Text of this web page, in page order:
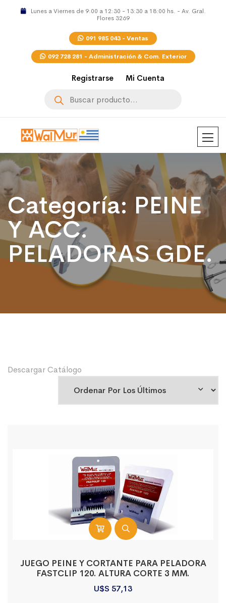
Lunes a Viernes de 9:00 a 12:30 - 13:30 a 18:00 hs. - Av. Gral.
Flores 3269
091 985 043 - Ventas
092 728 281 - Administración & Com. Exterior
Registrarse Mi Cuenta
Categoría: PEINE
Y ACC.
PELADORAS GDE.
Descargar Catálogo
JUEGO PEINE Y CORTANTE PARA PELADORA
FASTCLIP 120. ALTURA CORTE 3 MM.
U$S 57,13